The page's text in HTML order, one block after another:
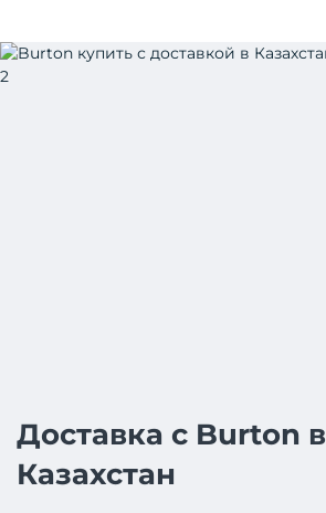
Доставка с Burton в
Казахстан